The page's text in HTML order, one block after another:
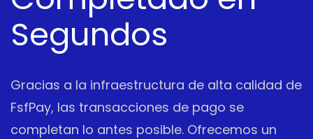
Segundos
Gracias a la infraestructura de alta calidad de
FsfPay, las transacciones de pago se
completan lo antes posible. Ofrecemos un